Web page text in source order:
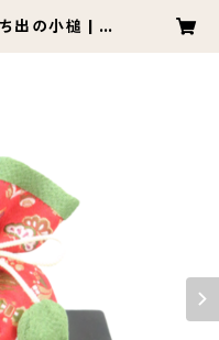
出の小槌 | K